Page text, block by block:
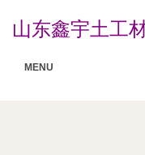
山东鑫宇土工
MENU